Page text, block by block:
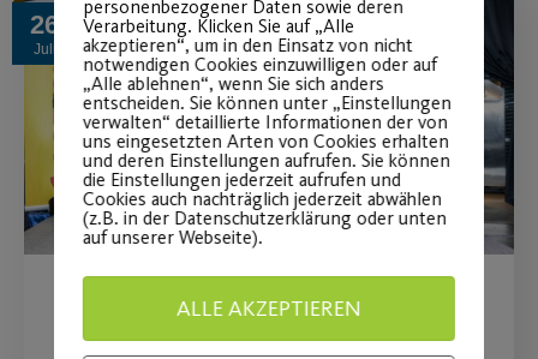
26
Juli
Preisverleihung beim
personenbezogener Daten sowie deren
Verarbeitung. Klicken Sie auf „Alle
akzeptieren“, um in den Einsatz von nicht
notwendigen Cookies einzuwilligen oder auf
„Alle ablehnen“, wenn Sie sich anders
entscheiden. Sie können unter „Einstellungen
verwalten“ detaillierte Informationen der von
uns eingesetzten Arten von Cookies erhalten
und deren Einstellungen aufrufen. Sie können
die Einstellungen jederzeit aufrufen und
Cookies auch nachträglich jederzeit abwählen
(z.B. in der Datenschutzerklärung oder unten
auf unserer Webseite).
ALLE AKZEPTIEREN